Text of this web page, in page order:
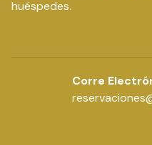
huéspedes.
Corre